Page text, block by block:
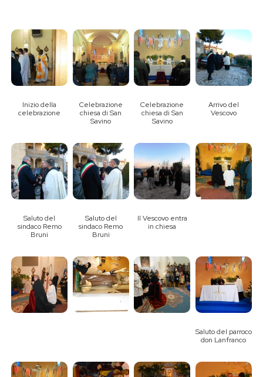
Inizio della
celebrazione
Celebrazione
chiesa di San
Savino
Celebrazione
chiesa di San
Savino
Arrivo del
Vescovo
Saluto del
sindaco Remo
Bruni
Saluto del
sindaco Remo
Bruni
Il Vescovo entra
in chiesa
Saluto del parroco
don Lanfranco